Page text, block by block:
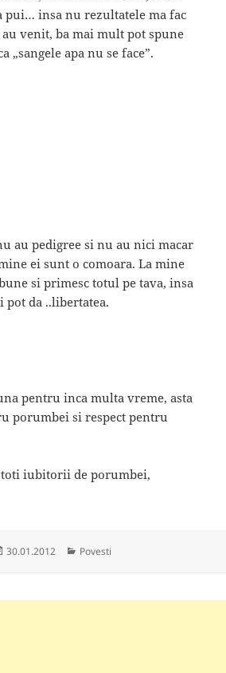
pui… insa nu rezultatele ma fac
venit, ba mai mult pot spune
„sangele apa nu se face”.
au pedigree si nu au nici macar
ei sunt o comoara. La mine
si primesc totul pe tava, insa
da ..libertatea.
pentru inca multa vreme, asta
porumbei si respect pentru
toti iubitorii de porumbei,
Publicat
30.01.2012 Categorii
Povesti